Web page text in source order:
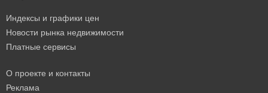
Индексы и графики цен
Новости рынка недвижимости
Платные сервисы
О проекте и контакты
Реклама